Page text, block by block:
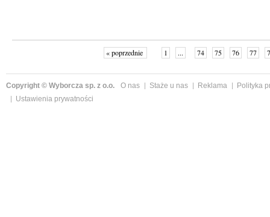
« poprzednie 1 ... 74 75 76 77
Copyright © Wyborcza sp. z o.o. O nas Staże u nas Reklama
Polityka
Ustawienia prywatności